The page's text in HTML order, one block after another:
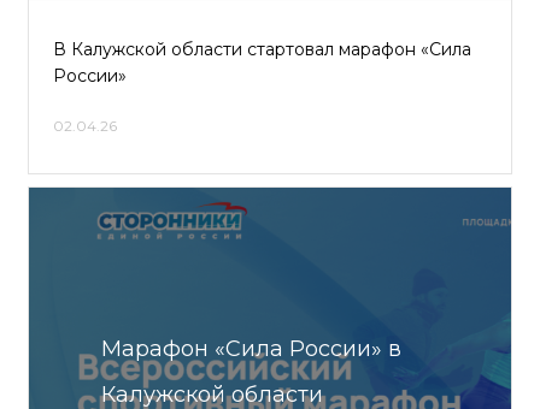
В Калужской области стартовал марафон «Сила
России»
02.04.26
Марафон «Сила России» в
Калужской области